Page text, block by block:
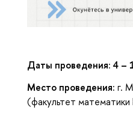
Даты проведения: 4 –
Место проведения: г.
(факультет